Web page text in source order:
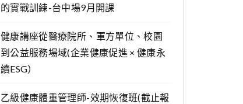
的實戰訓練-台中場9月開課
健康講座從醫療院所、軍方單位、校園
到公益服務場域(企業健康促進 × 健康永
續ESG）
乙級健康體重管理師-效期恢復班(截止報